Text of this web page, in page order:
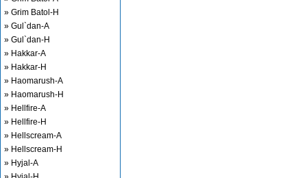
» Grim Batol-H
» Gul`dan-A
» Gul`dan-H
» Hakkar-A
» Hakkar-H
» Haomarush-A
» Haomarush-H
» Hellfire-A
» Hellfire-H
» Hellscream-A
» Hellscream-H
» Hyjal-A